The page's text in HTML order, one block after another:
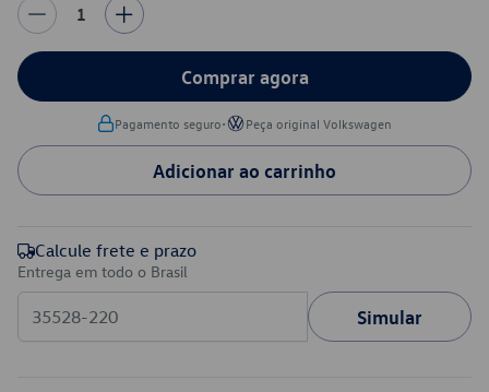
1
Comprar agora
Pagamento seguro• Peça original Volkswagen
Adicionar ao carrinho
Calcule frete e prazo
Entrega em todo o Brasil
Simular